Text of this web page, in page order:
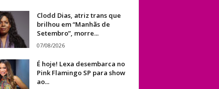
Clodd Dias, atriz trans que
brilhou em “Manhãs de
Setembro”, morre...
07/08/2026
É hoje! Lexa desembarca no
Pink Flamingo SP para show
ao...